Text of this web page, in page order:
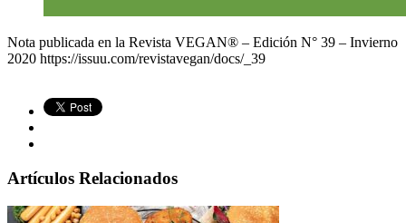
Nota publicada en la Revista VEGAN® – Edición N° 39 – Invierno
2020 https://issuu.com/revistavegan/docs/_39
Artículos Relacionados